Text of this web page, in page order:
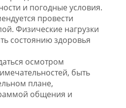
и погодные условия.
провести
Физические нагрузки
состоянию здоровья
осмотром
быть
плане,
общения и